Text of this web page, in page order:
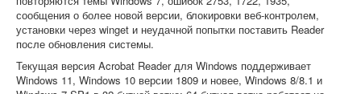
сообщения о более новой версии, блокировки веб-контролем,
установки через winget и неудачной попытки поставить Reader
после обновления системы.
Текущая версия Acrobat Reader для Windows поддерживает
Windows 11, Windows 10 версии 1809 и новее, Windows 8/8.1 и